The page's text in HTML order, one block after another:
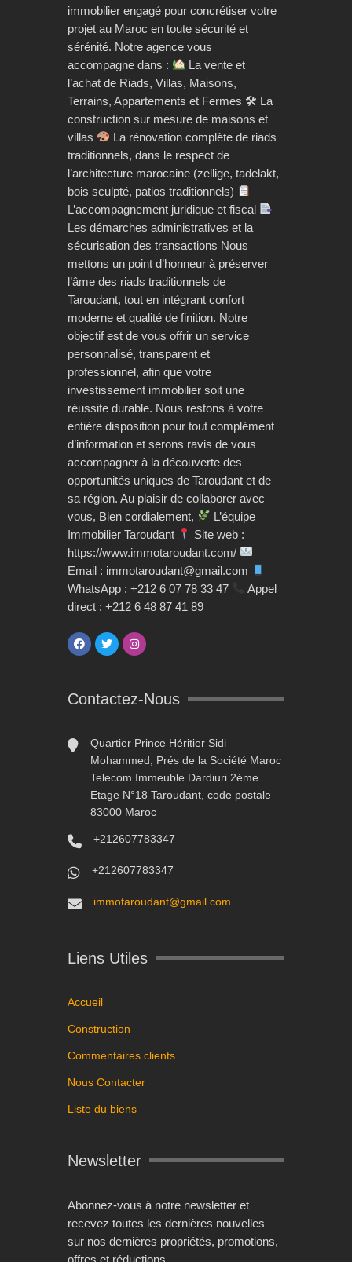
immobilier engagé pour concrétiser votre
projet au Maroc en toute sécurité et
sérénité. Notre agence vous
accompagne dans :
La vente et
l’achat de Riads, Villas, Maisons,
Terrains, Appartements et Fermes 🛠 La
construction sur mesure de maisons et
villas
La rénovation complète de riads
traditionnels, dans le respect de
l’architecture marocaine (zellige, tadelakt,
bois sculpté, patios traditionnels)
L’accompagnement juridique et fiscal
Les démarches administratives et la
sécurisation des transactions Nous
mettons un point d’honneur à préserver
l’âme des riads traditionnels de
Taroudant, tout en intégrant confort
moderne et qualité de finition. Notre
objectif est de vous offrir un service
personnalisé, transparent et
professionnel, afin que votre
investissement immobilier soit une
réussite durable. Nous restons à votre
entière disposition pour tout complément
d’information et serons ravis de vous
accompagner à la découverte des
opportunités uniques de Taroudant et de
sa région. Au plaisir de collaborer avec
vous, Bien cordialement,
L’équipe
Immobilier Taroudant
Site web :
https://www.immotaroudant.com/
Email : immotaroudant@gmail.com
WhatsApp : +212 6 07 78 33 47
Appel
direct : +212 6 48 87 41 89
Contactez-Nous
Quartier Prince Héritier Sidi
Mohammed, Prés de la Société Maroc
Telecom Immeuble Dardiuri 2éme
Etage N°18 Taroudant, code postale
83000 Maroc
+212607783347
+212607783347
immotaroudant@gmail.com
Liens Utiles
Accueil
Construction
Commentaires clients
Nous Contacter
Liste du biens
Newsletter
Abonnez-vous à notre newsletter et
recevez toutes les dernières nouvelles
sur nos dernières propriétés, promotions,
offres et réductions